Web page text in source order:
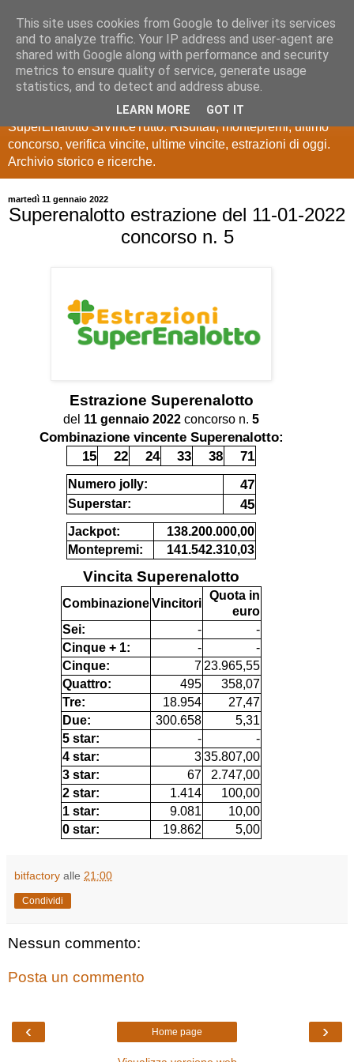
Estrazioni Lotto
SuperEnalotto
Ultime estrazioni di Lotto, SuperEnalotto, 10 e lotto,
SuperEnalotto SiVinceTutto. Risultati, montepremi, ultimo
concorso, verifica vincite, ultime vincite, estrazioni di oggi.
Archivio storico e ricerche.
martedì 11 gennaio 2022
Superenalotto estrazione del 11-01-2022
concorso n. 5
Estrazione Superenalotto
del 11 gennaio 2022 concorso n. 5
Combinazione vincente Superenalotto:
15
22 24 33 38 71
Numero jolly: 47
Superstar: 45
Jackpot:
138.200.000,00
Montepremi:
141.542.310,03
Vincita Superenalotto
CombinazioneVincitori
Quota in
euro
Sei:
-
-
Cinque + 1:
-
-
Cinque:
7 23.965,55
Quattro:
495
358,07
Tre:
18.954
27,47
Due:
300.658
5,31
5 star:
-
-
4 star:
335.807,00
3 star:
67
2.747,00
2 star:
1.414
100,00
1 star:
9.081
10,00
0 star:
19.862 5,00
bitfactory alle 21:00
Condividi
Nessun commento:
Posta un commento
‹ ›
Home page
This site uses cookies from Google to deliver its services
and to analyze traffic. Your IP address and user-agent are
shared with Google along with performance and security
metrics to ensure quality of service, generate usage
statistics, and to detect and address abuse.
LEARN MORE GOT IT